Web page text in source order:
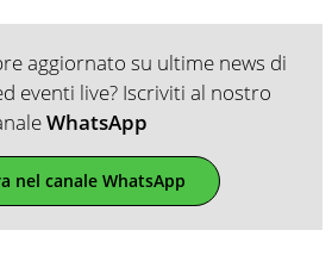
aggiornato su ultime news di
eventi live? Iscriviti al nostro
WhatsApp
nel canale WhatsApp